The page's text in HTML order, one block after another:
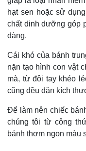
hạt sen hoặc sử
chất dinh dưỡng góp
dàng.
Cái khó của bánh
nặn tạo hình con vật
mà, từ đôi tay khéo
cũng đều đặn kích
Để làm nên chiếc
chúng tôi từ công
bánh thơm ngon màu